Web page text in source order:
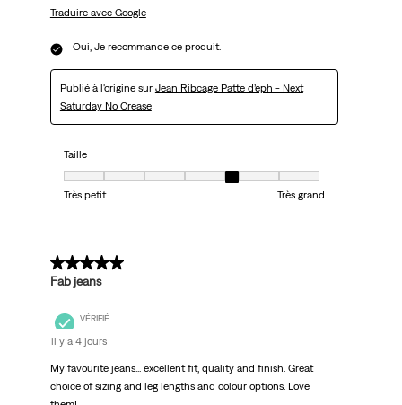
Traduire avec Google
Oui, Je recommande ce produit.
Publié à l'origine sur Jean Ribcage Patte d’eph - Next
Saturday No Crease
Taille
Taille, 5 sur 7, où 1 est égal à Très petit et 7 est égal à Très grand
Très petit
Très grand
5 sur 5 étoiles.
Fab jeans
VÉRIFIÉ
il y a 4 jours
My favourite jeans... excellent fit, quality and finish. Great
choice of sizing and leg lengths and colour options. Love